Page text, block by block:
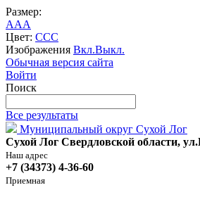
Размер:
AAA
Цвет: CCC
Изображения Вкл.Выкл.
Обычная версия сайта
Войти
Поиск
Все результаты
Муниципальный округ Сухой Лог
Сухой Лог Свердловской области,
Наш адрес
+7 (34373) 4-36-60
Приемная